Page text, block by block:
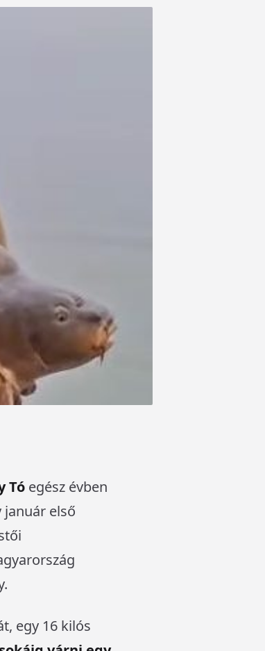
Tó egész évben
január első
egy 16 kilós